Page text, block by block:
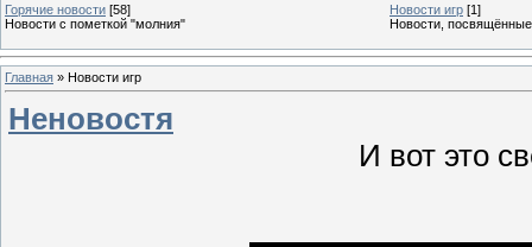
Горячие новости [58]
Новости с пометкой "молния"
Новости игр [1]
Новости,
Главная » Новости игр
Неновостя
И вот это